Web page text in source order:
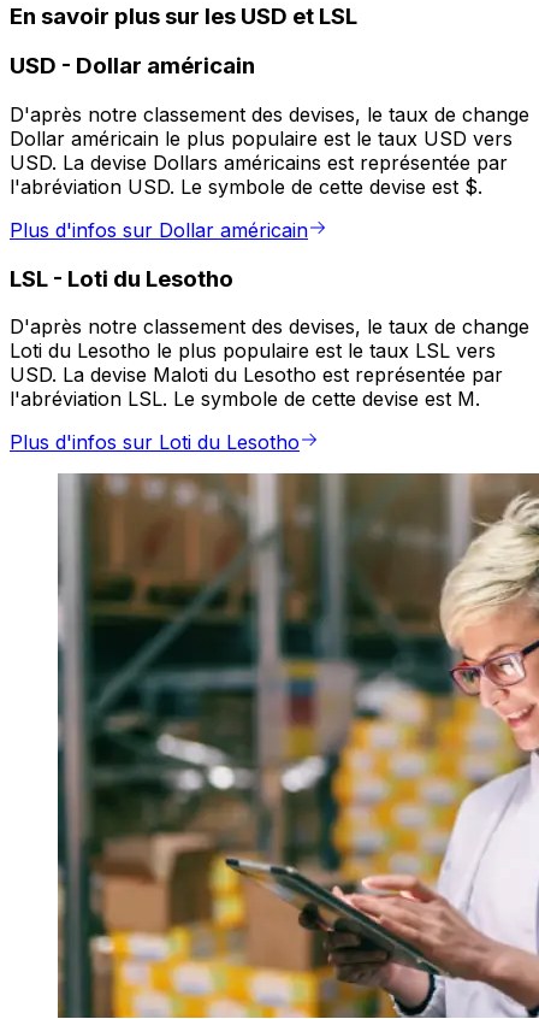
En savoir plus sur les USD et LSL
USD - Dollar américain
D'après notre classement des devises, le taux de change
Dollar américain le plus populaire est le taux USD vers
USD. La devise Dollars américains est représentée par
l'abréviation USD. Le symbole de cette devise est $.
Plus d'infos sur Dollar américain
LSL - Loti du Lesotho
D'après notre classement des devises, le taux de change
Loti du Lesotho le plus populaire est le taux LSL vers
USD. La devise Maloti du Lesotho est représentée par
l'abréviation LSL. Le symbole de cette devise est M.
Plus d'infos sur Loti du Lesotho